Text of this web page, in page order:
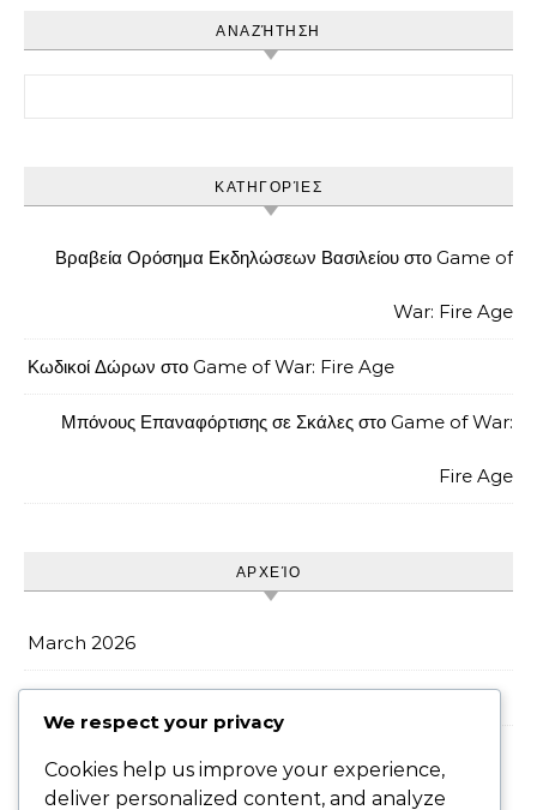
ΑΝΑΖΉΤΗΣΗ
ΚΑΤΗΓΟΡΊΕΣ
Βραβεία Ορόσημα Εκδηλώσεων Βασιλείου στο Game of
War: Fire Age
Κωδικοί Δώρων στο Game of War: Fire Age
Μπόνους Επαναφόρτισης σε Σκάλες στο Game of War:
Fire Age
ΑΡΧΕΊΟ
March 2026
February 2026
We respect your privacy
Cookies help us improve your experience,
deliver personalized content, and analyze